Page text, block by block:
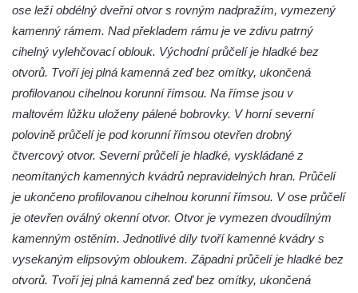
Márnice na hřbitově v Hrobčicích
Kostel svatého Havla na hřbitově v
Hrobčicích
Kaple svatého Vavřince v Mirošovicích
Márnice na hřbitově v Račicích
Kaple v Bezděkově
Kaple Nejsvětější Trojice v centru Liběšic
Výklenková kaple na rozcestí na jižním
okraji Liběšic
Kostel svaté Kateřiny v Chouči
ose leží obdélný dveřní otvor s rovným nadpražím, vymezený
kamenný rámem. Nad překladem rámu je ve zdivu patrný
cihelný vylehčovací oblouk. Východní průčelí je hladké bez
otvorů. Tvoří jej plná kamenná zeď bez omítky, ukončená
profilovanou cihelnou korunní římsou. Na římse jsou v
maltovém lůžku uloženy pálené bobrovky. V horní severní
polovině průčelí je pod korunní římsou otevřen drobný
čtvercový otvor. Severní průčelí je hladké, vyskládané z
neomítaných kamenných kvádrů nepravidelných hran. Průčelí
je ukončeno profilovanou cihelnou korunní římsou. V ose průčelí
je otevřen oválný okenní otvor. Otvor je vymezen dvoudílným
kamenným ostěním. Jednotlivé díly tvoří kamenné kvádry s
vysekaným elipsovým obloukem. Západní průčelí je hladké bez
otvorů. Tvoří jej plná kamenná zeď bez omítky, ukončená